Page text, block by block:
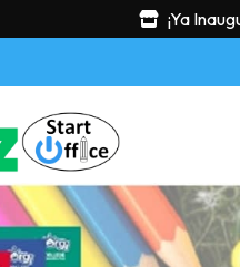
¡Ya